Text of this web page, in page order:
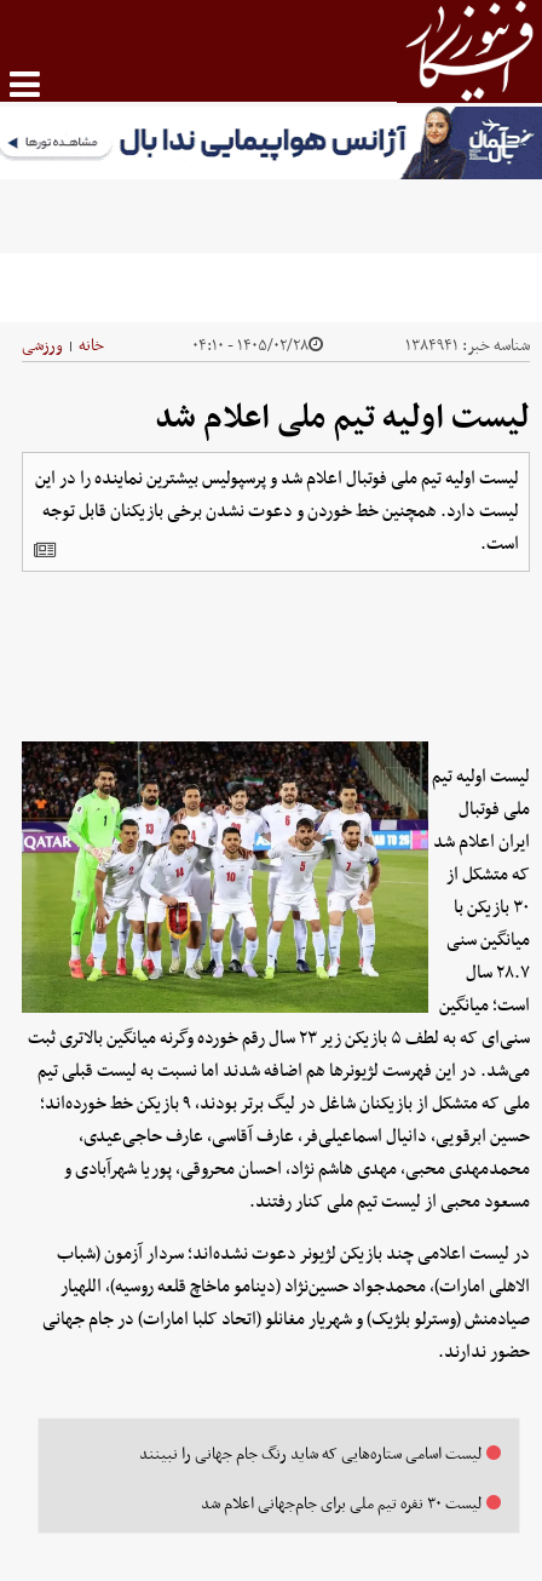
شناسه خبر: ۱۳۸۴۹۴۱ ۱۴۰۵/۰۲/۲۸ - ۰۴:۱۰ خانه | ورزشی
لیست اولیه تیم ملی اعلام شد
لیست اولیه تیم ملی فوتبال اعلام شد و پرسپولیس بیشترین نماینده را در این
لیست دارد. همچنین خط خوردن و دعوت نشدن برخی بازیکنان قابل توجه
است.
لیست اولیه تیم
ملی فوتبال
ایران اعلام شد
که متشکل از
۳۰ بازیکن با
میانگین سنی
۲۸.۷ سال
است؛ میانگین
سنی‌ای که به لطف ۵ بازیکن زیر ۲۳ سال رقم خورده وگرنه میانگین بالاتری ثبت
می‌شد. در این فهرست لژیونرها هم اضافه شدند اما نسبت به لیست قبلی تیم
ملی که متشکل از بازیکنان شاغل در لیگ برتر بودند، ۹ بازیکن خط خورده‌اند؛
حسین ابرقویی، دانیال اسماعیلی‌فر، عارف آقاسی، عارف حاجی‌عیدی،
محمدمهدی محبی، مهدی هاشم نژاد، احسان محروقی، پوریا شهرآبادی و
مسعود محبی از لیست تیم ملی کنار رفتند.
در لیست اعلامی چند بازیکن لژیونر دعوت نشده‌اند؛ سردار آزمون (شباب
الاهلی امارات)، محمدجواد حسین‌نژاد (دینامو ماخاچ قلعه روسیه)، اللهیار
صیادمنش (وسترلو بلژیک) و شهریار مغانلو (اتحاد کلبا امارات) در جام جهانی
حضور ندارند.
لیست اسامی ستاره‌هایی که شاید رنگ جام جهانی را نبینند
لیست ۳۰ نفره تیم ملی برای جام‌جهانی اعلام شد